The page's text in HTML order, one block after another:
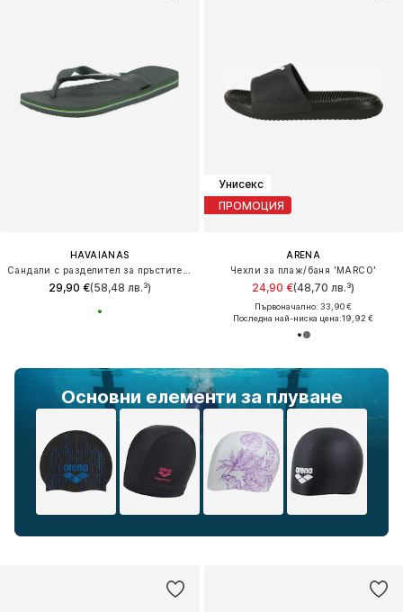
HAVAIANAS
29,90 €(58,48 лв.³)
Основни елементи за плуване
Унисекс
ПРОМОЦИЯ
ARENA
Чехли за плаж/баня 'MARCO'
24,90 €(48,70 лв.³)
Първоначално: 33,90 €
Последна най-ниска цена:19,92 €